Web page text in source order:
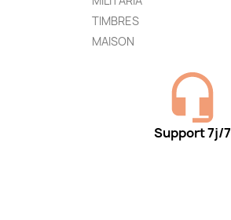
TIMBRES
MAISON
Support 7j/7